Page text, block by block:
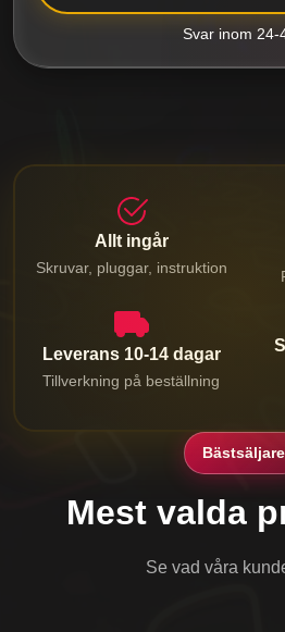
Svar inom 24-
Allt ingår
Skruvar, pluggar, instruktion
Leverans 10-14 dagar
Tillverkning på beställning
Bästsäljare
Mest valda
Se vad våra